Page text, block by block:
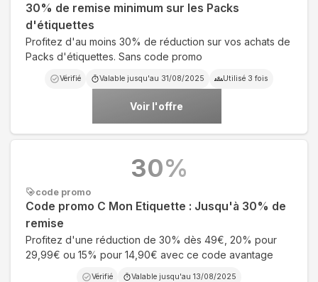
30% de remise minimum sur les Packs
d'étiquettes
Profitez d'au moins 30% de réduction sur vos achats de
Packs d'étiquettes. Sans code promo
Vérifié Valable jusqu'au 31/08/2025 Utilisé 3 fois
Voir l'offre
code promo
Code promo C Mon Etiquette : Jusqu'à 30% de
remise
Profitez d'une réduction de 30% dès 49€, 20% pour
29,99€ ou 15% pour 14,90€ avec ce code avantage
Vérifié Valable jusqu'au 13/08/2025
30%